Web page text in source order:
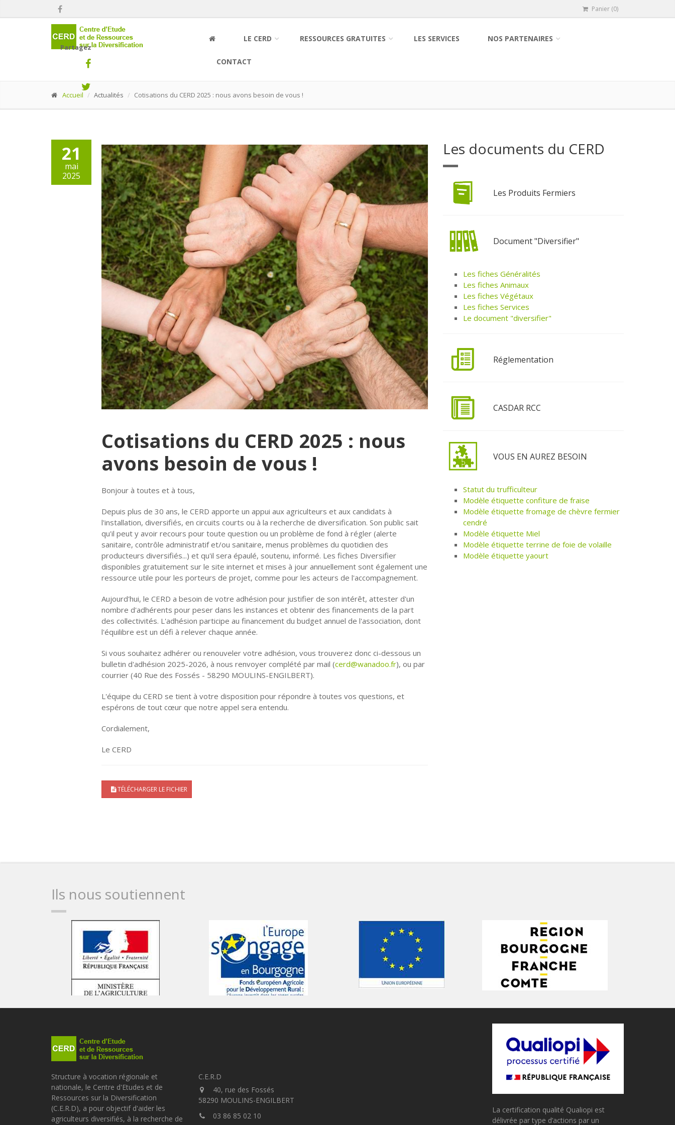
Panier (0)
LE CERD RESSOURCES GRATUITES LES SERVICES NOS PARTENAIRES
CONTACT
Accueil Actualités Cotisations du CERD 2025 : nous avons besoin de vous !
21
mai
2025
Partagez
Cotisations du CERD 2025 : nous
avons besoin de vous !
Bonjour à toutes et à tous,
Depuis plus de 30 ans, le CERD apporte un appui aux agriculteurs et aux candidats à
l'installation, diversifiés, en circuits courts ou à la recherche de diversification. Son public sait
qu'il peut y avoir recours pour toute question ou un problème de fond à régler (alerte
sanitaire, contrôle administratif et/ou sanitaire, menus problèmes du quotidien des
producteurs diversifiés...) et qu'il sera épaulé, soutenu, informé. Les fiches Diversifier
disponibles gratuitement sur le site internet et mises à jour annuellement sont également une
ressource utile pour les porteurs de projet, comme pour les acteurs de l'accompagnement.
Aujourd'hui, le CERD a besoin de votre adhésion pour justifier de son intérêt, attester d'un
nombre d'adhérents pour peser dans les instances et obtenir des financements de la part
des collectivités. L'adhésion participe au financement du budget annuel de l'association, dont
l'équilibre est un défi à relever chaque année.
Si vous souhaitez adhérer ou renouveler votre adhésion, vous trouverez donc ci-dessous un
bulletin d'adhésion 2025-2026, à nous renvoyer complété par mail (cerd@wanadoo.fr), ou par
courrier (40 Rue des Fossés - 58290 MOULINS-ENGILBERT).
L'équipe du CERD se tient à votre disposition pour répondre à toutes vos questions, et
espérons de tout cœur que notre appel sera entendu.
Cordialement,
Le CERD
TÉLÉCHARGER LE FICHIER
Les documents du CERD
Les Produits Fermiers
Document "Diversifier"
Les fiches Généralités
Les fiches Animaux
Les fiches Végétaux
Les fiches Services
Le document "diversifier"
Réglementation
CASDAR RCC
VOUS EN AUREZ BESOIN
Statut du trufficulteur
Modèle étiquette confiture de fraise
Modèle étiquette fromage de chèvre fermier
cendré
Modèle étiquette Miel
Modèle étiquette terrine de foie de volaille
Modèle étiquette yaourt
Ils nous soutiennent
Structure à vocation régionale et
nationale, le Centre d'Etudes et de
Ressources sur la Diversification
(C.E.R.D), a pour objectif d'aider les
agriculteurs diversifiés, à la recherche de
C.E.R.D
40, rue des Fossés
58290 MOULINS-ENGILBERT
03 86 85 02 10
La certification qualité Qualiopi est
délivrée par type d’actions par un